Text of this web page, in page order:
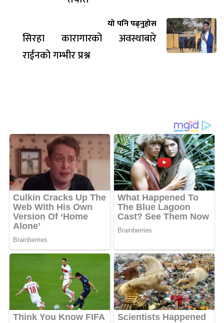
यो पनि पढ्नुहोस
सिरहा कारागारको अवस्थाबारे
राईनको गम्भीर प्रश्न